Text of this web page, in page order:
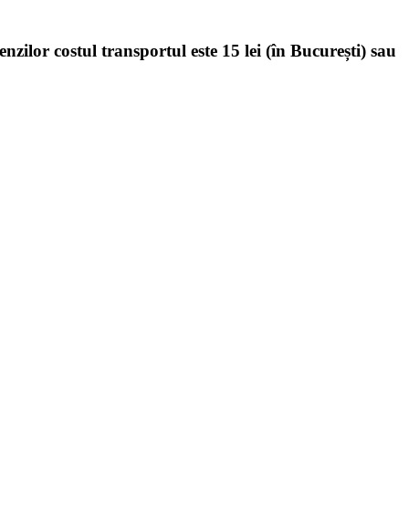
costul transportul este 15 lei (în București) sau